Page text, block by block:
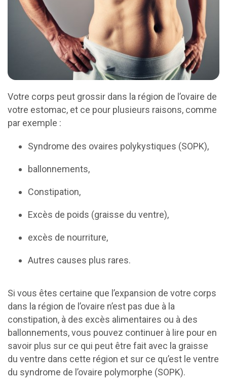
l
e
r
l
Votre corps peut grossir dans la région de l’ovaire de
votre estomac, et ce pour plusieurs raisons, comme
par exemple :
Syndrome des ovaires polykystiques (SOPK),
ballonnements,
Constipation,
Excès de poids (graisse du ventre),
excès de nourriture,
Autres causes plus rares.
Si vous êtes certaine que l’expansion de votre corps
dans la région de l’ovaire n’est pas due à la
constipation, à des excès alimentaires ou à des
ballonnements, vous pouvez continuer à lire pour en
savoir plus sur ce qui peut être fait avec la graisse
du ventre dans cette région et sur ce qu’est le ventre
du syndrome de l’ovaire polymorphe (SOPK).